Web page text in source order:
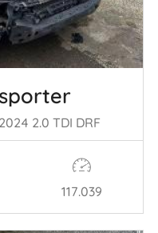
2.0 TDI DRF
117.039